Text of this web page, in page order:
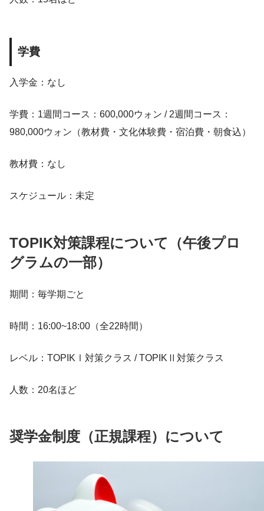
学費
入学金：なし
学費：1週間コース：600,000ウォン / 2週間コース：
980,000ウォン（教材費・文化体験費・宿泊費・朝食込）
教材費：なし
スケジュール：未定
TOPIK対策課程について（午後プロ
グラムの一部）
期間：毎学期ごと
時間：16:00~18:00（全22時間）
レベル：TOPIKⅠ対策クラス / TOPIKⅡ対策クラス
人数：20名ほど
奨学金制度（正規課程）について